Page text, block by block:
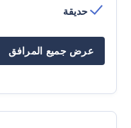
حديقة
عرض جميع المرافق